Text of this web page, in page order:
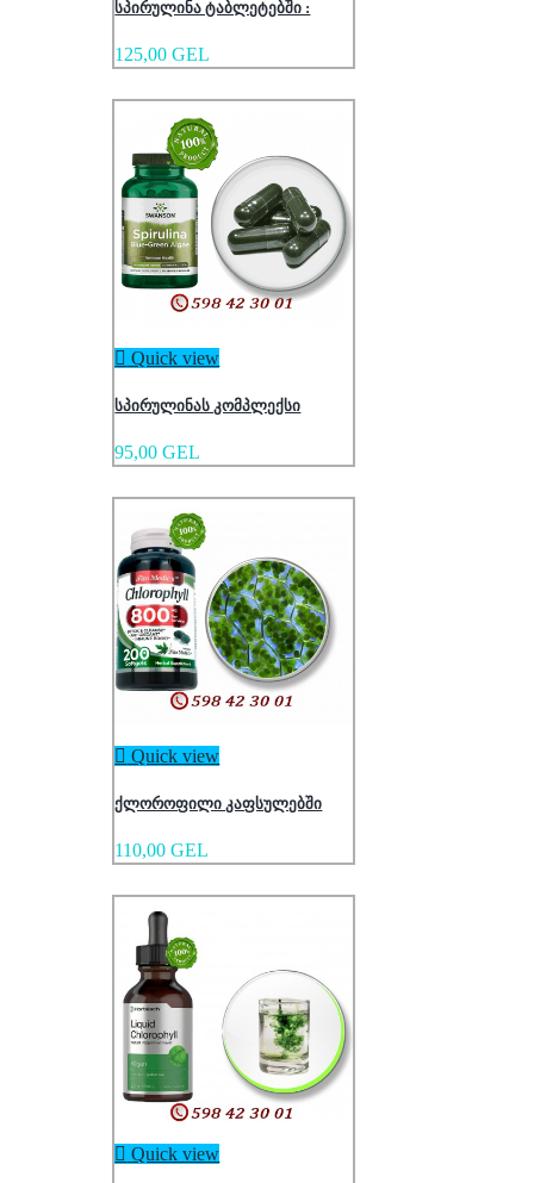
სპირულინა ტაბლეტებში :
125,00 GEL
 Quick view
სპირულინას კომპლექსი
95,00 GEL
 Quick view
ქლოროფილი კაფსულებში
110,00 GEL
 Quick view